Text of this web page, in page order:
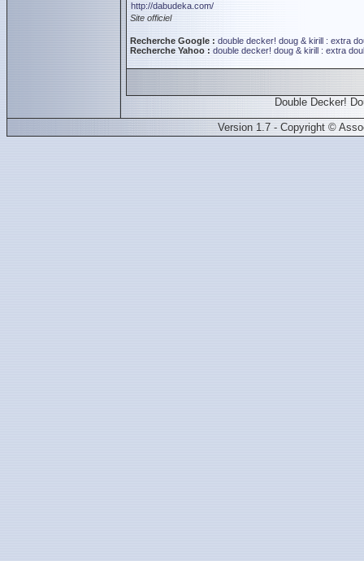
http://dabudeka.com/
Site officiel
Recherche Google : double decker! doug & kirill : extra
Recherche Yahoo : double decker! doug & kirill : extra
Double Decker!
Version 1.7 - Copyright ©